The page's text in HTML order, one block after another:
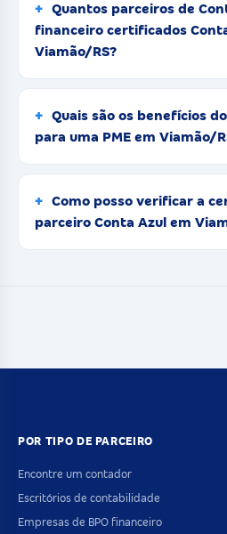
Quantos parceiros de
financeiro certificados
Viamão/RS?
Quais são os benefícios
para uma PME em Viamão/
Como posso verificar a
parceiro Conta Azul em
POR TIPO DE PARCEIRO
Encontre um contador
Escritórios de contabilidade
Empresas de BPO financeiro